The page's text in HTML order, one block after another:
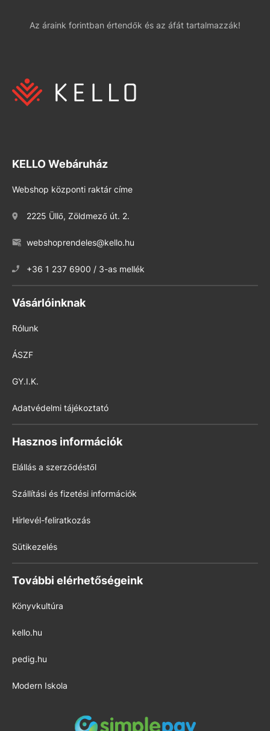
Az áraink forintban értendők és az áfát tartalmazzák!
KELLO Webáruház
Webshop központi raktár címe
2225 Üllő, Zöldmező út. 2.
webshoprendeles@kello.hu
+36 1 237 6900 / 3-as mellék
Vásárlóinknak
Rólunk
ÁSZF
GY.I.K.
Adatvédelmi tájékoztató
Hasznos információk
Elállás a szerződéstől
Szállítási és fizetési információk
Hírlevél-feliratkozás
Sütikezelés
További elérhetőségeink
Könyvkultúra
kello.hu
pedig.hu
Modern Iskola